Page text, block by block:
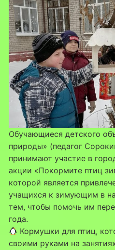
Обучающиеся детского
природы» (педагог
принимают участие в
акции «Покормите птиц
которой является
учащихся к зимующим в
тем, чтобы помочь им
года.
Кормушки для птиц,
своими руками на